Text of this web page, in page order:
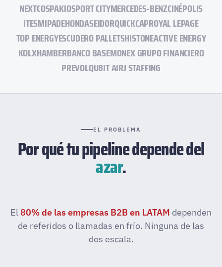
NEXTCOSPAKIOSPORT CITYMERCEDES-BENZCINÉPOLIS
ITESMIPADEHONDASEIDORQUICKCAPROYAL LEPAGE
TOP ENERGYESCUDERO PALLETSHISTONEACTIVE ENERGY
KOLXHAMBERBANCO BASEMONEX GRUPO FINANCIERO
PREVOLQUBIT AIRJ STAFFING
EL PROBLEMA
Por qué tu pipeline depende del
azar.
El80% de las empresas B2B en LATAM dependen
de referidos o llamadas en frío. Ninguna de las
dos escala.